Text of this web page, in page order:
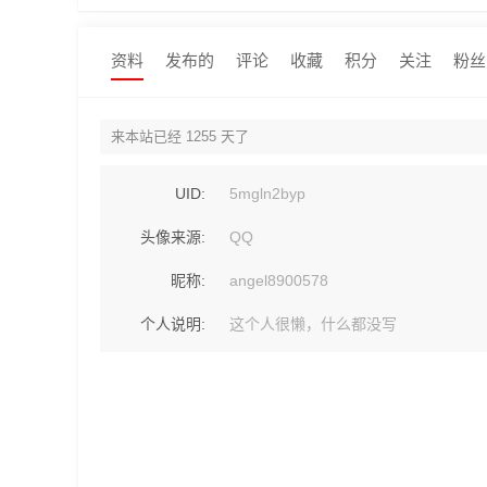
资料 发布的 评论 收藏 积分 关注 粉丝
来本站已经 1255 天了
UID: 5mgln2byp
头像来源: QQ
昵称: angel8900578
个人说明: 这个人很懒，什么都没写